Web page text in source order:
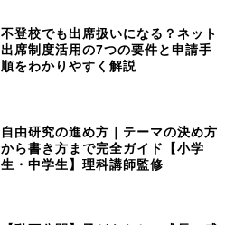
不登校でも出席扱いになる？ネット
出席制度活用の7つの要件と申請手
順をわかりやすく解説
自由研究の進め方｜テーマの決め方
から書き方まで完全ガイド【小学
生・中学生】理科講師監修